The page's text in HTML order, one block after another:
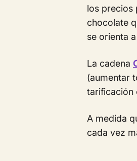
los precios
chocolate
se orienta a
La cadena
(aumentar
tarificación
A medida
cada vez